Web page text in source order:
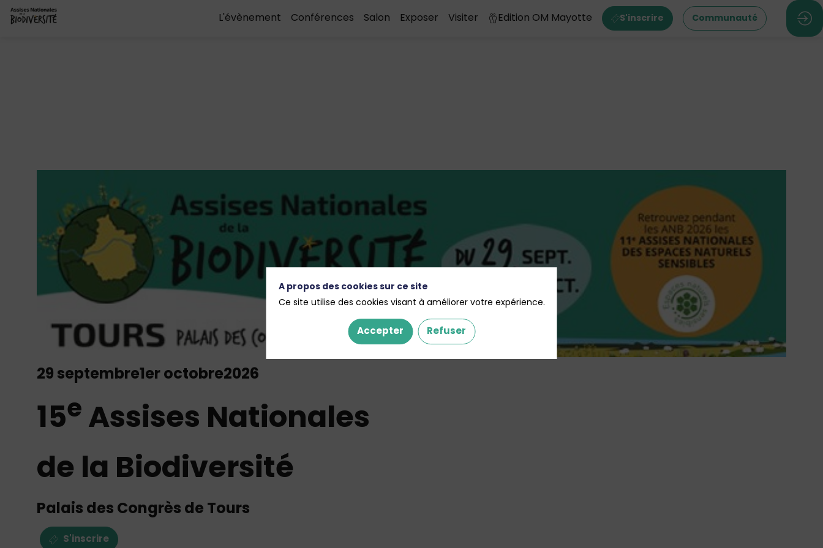
L'évènement Conférences Salon Exposer Visiter Edition OM Mayotte S'inscrire Communauté
29 septembre1er octobre2026
15eAssises Nationales
de la Biodiversité
Palais des Congrès de Tours
S'inscrire
A propos des cookies sur ce site
Ce site utilise des cookies visant à améliorer votre expérience.
Accepter Refuser